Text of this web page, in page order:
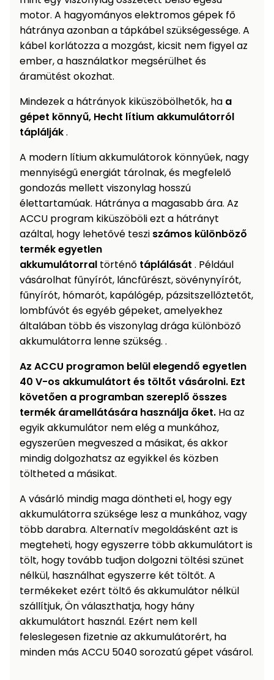
motor. A hagyományos elektromos gépek fő
hátránya azonban a tápkábel szükségessége. A
kábel korlátozza a mozgást, kicsit nem figyel az
ember, a használatkor megsérülhet és
áramütést okozhat.
Mindezek a hátrányok kiküszöbölhetők, ha a
gépet könnyű, Hecht lítium akkumulátorról
táplálják.
A modern lítium akkumulátorok könnyűek, nagy
mennyiségű energiát tárolnak, és megfelelő
gondozás mellett viszonylag hosszú
élettartamúak. Hátránya a magasabb ára. Az
ACCU program kiküszöböli ezt a hátrányt
azáltal, hogy lehetővé teszi számos különböző
termék egyetlen
akkumulátorral történő táplálását . Például
vásárolhat fűnyírót, láncfűrészt, sövénynyírót,
fűnyírót, hómarót, kapálógép, pázsitszellőztetőt,
lombfúvót és egyéb gépeket, amelyekhez
általában több és viszonylag drága különböző
akkumulátorra lenne szükség. .
Az ACCU programon belül elegendő egyetlen
40 V-os akkumulátort és töltőt vásárolni. Ezt
követően a programban szereplő összes
termék áramellátására használja őket. Ha az
egyik akkumulátor nem elég a munkához,
egyszerűen megveszed a másikat, és akkor
mindig dolgozhatsz az egyikkel és közben
töltheted a másikat.
A vásárló mindig maga döntheti el, hogy egy
akkumulátorra szüksége lesz a munkához, vagy
több darabra. Alternatív megoldásként azt is
megteheti, hogy egyszerre több akkumulátort is
tölt, hogy tovább tudjon dolgozni töltési szünet
nélkül, használhat egyszerre két töltőt. A
termékeket ezért töltő és akkumulátor nélkül
szállítjuk, Ön választhatja, hogy hány
akkumulátort használ. Ezért nem kell
feleslegesen fizetnie az akkumulátorért, ha
minden más ACCU 5040 sorozatú gépet vásárol.